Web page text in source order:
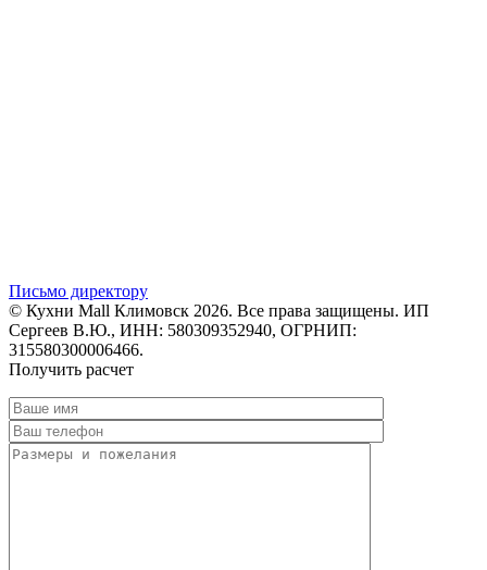
Письмо директору
© Кухни Mall Климовск 2026. Все права защищены. ИП
Сергеев В.Ю., ИНН: 580309352940, ОГРНИП:
315580300006466.
Получить расчет